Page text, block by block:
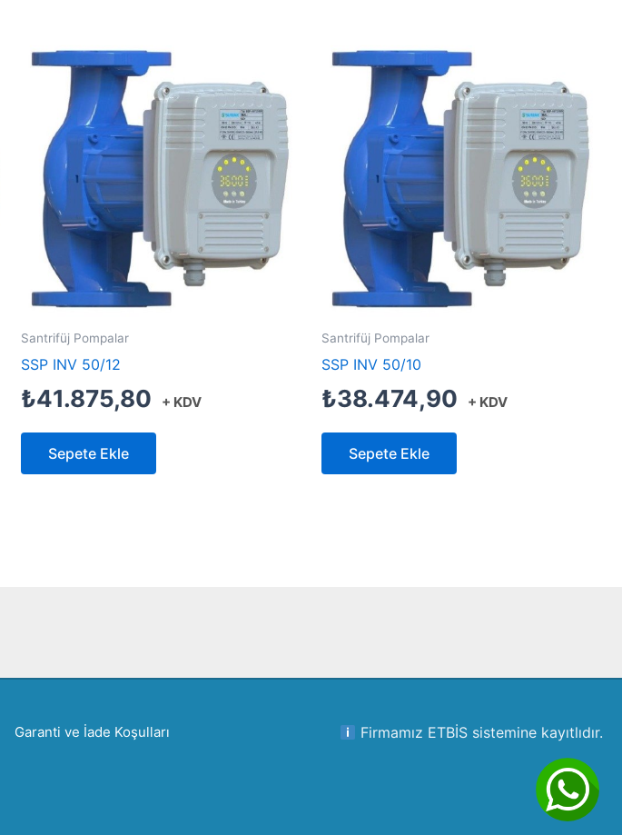
Santrifüj Pompalar
SSP INV 50/12
₺41.875,80 + KDV
Sepete Ekle
Santrifüj Pompalar
SSP INV 50/10
₺38.474,90 + KDV
Sepete Ekle
Garanti ve İade Koşulları
Firmamız ETBİS sistemine kayıtlıdır.